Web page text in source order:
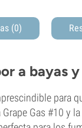
(0)
a bayas
para
Gas #10 y